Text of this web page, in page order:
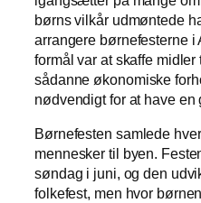
børns vilkår udmøntede
arrangere børnefesterne
formål var at skaffe
sådanne økonomiske
nødvendigt for at have
Børnefesten samlede
mennesker til byen.
søndag i juni, og den
folkefest, men hvor